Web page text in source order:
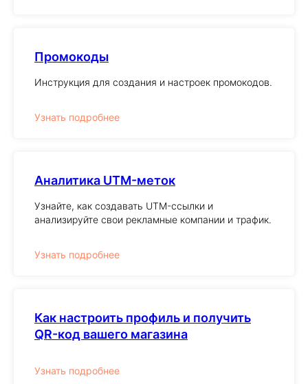
Промокоды
Инструкция для создания и настроек промокодов.
Узнать подробнее
Аналитика UTM-меток
Узнайте, как создавать UTM-ссылки и
анализируйте свои рекламные компании и трафик.
Узнать подробнее
Как настроить профиль и получить
QR-код вашего магазина
Узнать подробнее